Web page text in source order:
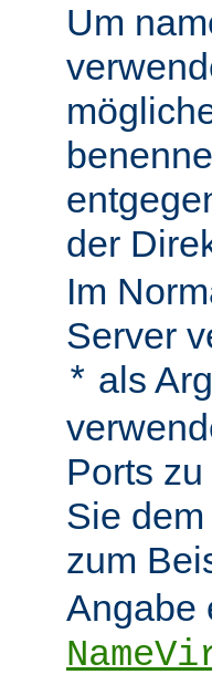
Um
der
Im
Server
* als
Ports
Sie
zum
Angabe